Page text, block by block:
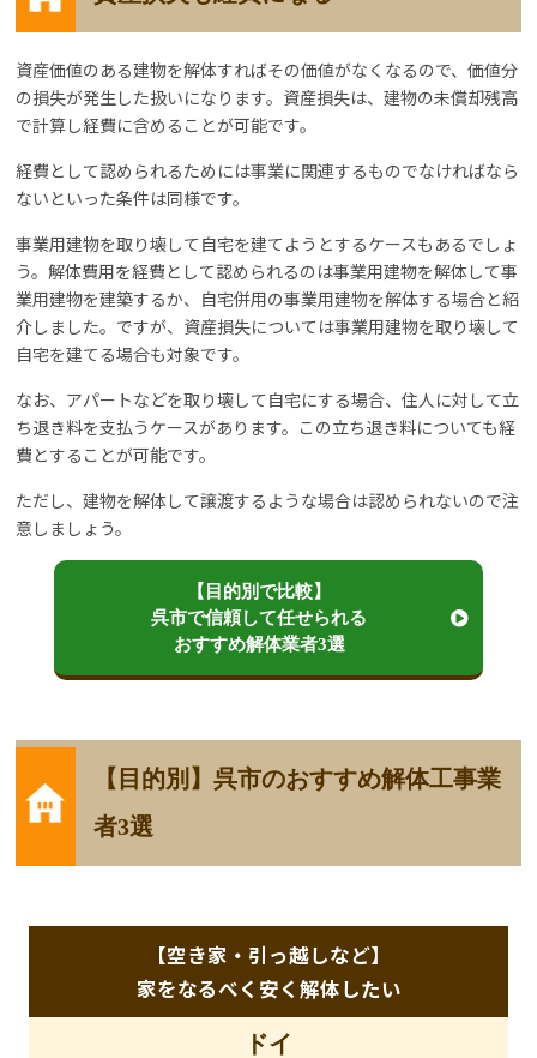
資産価値のある建物を解体すればその価値がなくなるので、価値分
の損失が発生した扱いになります。資産損失は、建物の未償却残高
で計算し経費に含めることが可能です。
経費として認められるためには事業に関連するものでなければなら
ないといった条件は同様です。
事業用建物を取り壊して自宅を建てようとするケースもあるでしょ
う。解体費用を経費として認められるのは事業用建物を解体して事
業用建物を建築するか、自宅併用の事業用建物を解体する場合と紹
介しました。ですが、資産損失については事業用建物を取り壊して
自宅を建てる場合も対象です。
なお、アパートなどを取り壊して自宅にする場合、住人に対して立
ち退き料を支払うケースがあります。この立ち退き料についても経
費とすることが可能です。
ただし、建物を解体して譲渡するような場合は認められないので注
意しましょう。
【目的別で比較】
呉市で信頼して任せられる
おすすめ解体業者3選
【目的別】呉市のおすすめ解体工事業
者3選
【空き家・引っ越しなど】
家をなるべく安く解体したい
ドイ